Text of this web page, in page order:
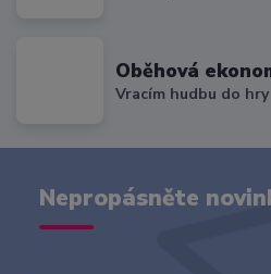
Oběhová
Vracím hudbu do hry
Nepropásněte